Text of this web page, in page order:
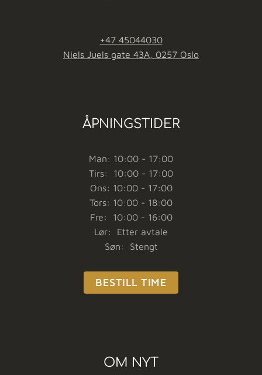
+47 45044030
Niels Juels gate 43A, 0257 Oslo
ÅPNINGSTIDER
Man: 10:00 - 17:00
Tirs: 10:00 - 17:00
Ons: 10:00 - 17:00
Tors: 10:00 - 18:00
Fre: 10:00 - 16:00
Lør: Etter avtale
Søn: Stengt
BESTILL TIME
OM NYT